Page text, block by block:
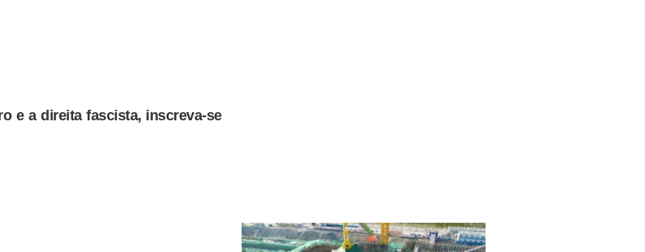
e a direita fascista, inscreva-se